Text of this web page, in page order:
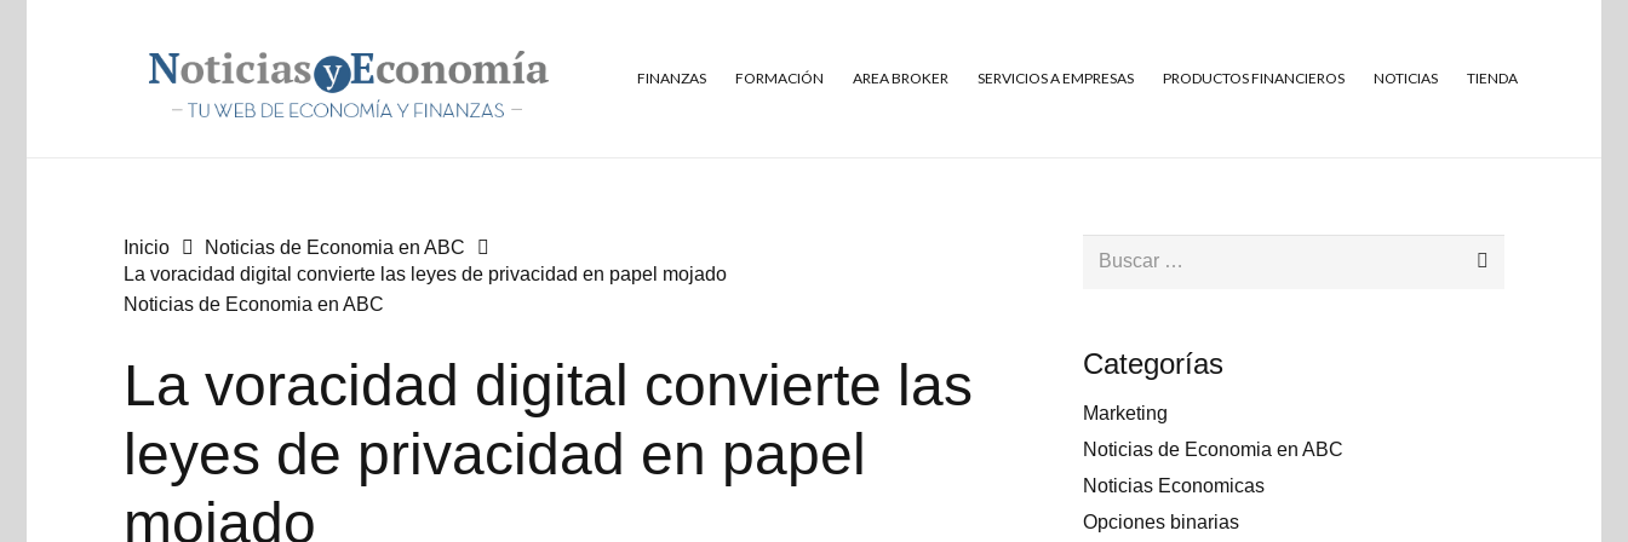
FINANZAS FORMACIÓN AREA BROKER SERVICIOS A EMPRESAS PRODUCTOS FINANCIEROS NOTICIAS TIENDA
Inicio
Noticias de Economia en ABC
La voracidad digital convierte las leyes de privacidad en papel mojado
Noticias de Economia en ABC
La voracidad digital convierte las
leyes de privacidad en papel
mojado
Buscar:
Categorías
Marketing
Noticias de Economia en ABC
Noticias Economicas
Opciones binarias